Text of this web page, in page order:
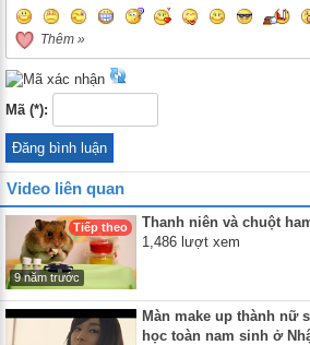
Thêm »
Mã (*):
Video liên quan
Tiếp theo
9 năm trước
Thanh niên và chuột
1,486 lượt xem
Màn make up thành nữ
học toàn nam sinh ở